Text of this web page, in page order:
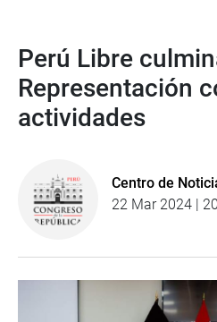
Perú Libre
Representación
actividades
Centro de
22 Mar 2024 |